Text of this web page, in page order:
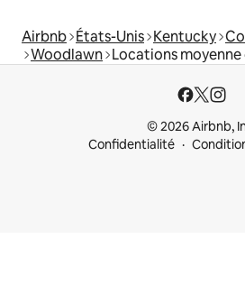
Airbnb États-Unis Kentucky
Woodlawn Locations
© 2026 Airbnb,
Confidentialité